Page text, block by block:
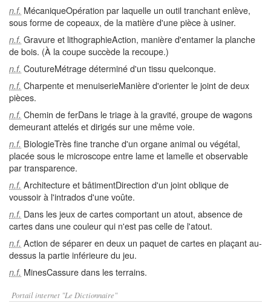
n.f. MécaniqueOpération par laquelle un outil tranchant enlève,
sous forme de copeaux, de la matière d'une pièce à usiner.
n.f. Gravure et lithographieAction, manière d'entamer la planche
de bois. (À la coupe succède la recoupe.)
n.f. CoutureMétrage déterminé d'un tissu quelconque.
n.f. Charpente et menuiserieManière d'orienter le joint de deux
pièces.
n.f. Chemin de ferDans le triage à la gravité, groupe de wagons
demeurant attelés et dirigés sur une même voie.
n.f. BiologieTrès fine tranche d'un organe animal ou végétal,
placée sous le microscope entre lame et lamelle et observable
par transparence.
n.f. Architecture et bâtimentDirection d'un joint oblique de
voussoir à l'intrados d'une voûte.
n.f. Dans les jeux de cartes comportant un atout, absence de
cartes dans une couleur qui n'est pas celle de l'atout.
n.f. Action de séparer en deux un paquet de cartes en plaçant au-
dessus la partie inférieure du jeu.
n.f. MinesCassure dans les terrains.
Portail internet "Le Dictionnaire"